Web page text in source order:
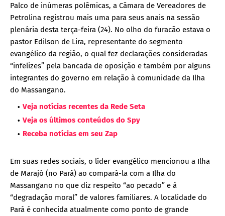
Palco de inúmeras polêmicas, a Câmara de Vereadores de
Petrolina registrou mais uma para seus anais na sessão
plenária desta terça-feira (24). No olho do furacão estava o
pastor Edilson de Lira, representante do segmento
evangélico da região, o qual fez declarações consideradas
“infelizes” pela bancada de oposição e também por alguns
integrantes do governo em relação à comunidade da Ilha
do Massangano.
Veja notícias recentes da Rede Seta
Veja os últimos conteúdos do Spy
Receba notícias em seu Zap
Em suas redes sociais, o líder evangélico mencionou a Ilha
de Marajó (no Pará) ao compará-la com a Ilha do
Massangano no que diz respeito “ao pecado” e à
“degradação moral” de valores familiares. A localidade do
Pará é conhecida atualmente como ponto de grande